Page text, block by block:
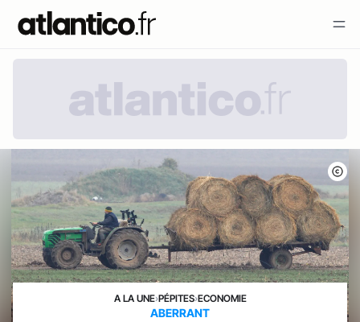
A LA UNE›PÉPITES›ECONOMIE
ABERRANT